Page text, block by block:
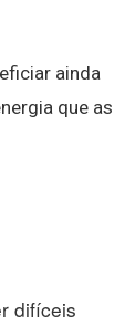
ainda
que as
difíceis